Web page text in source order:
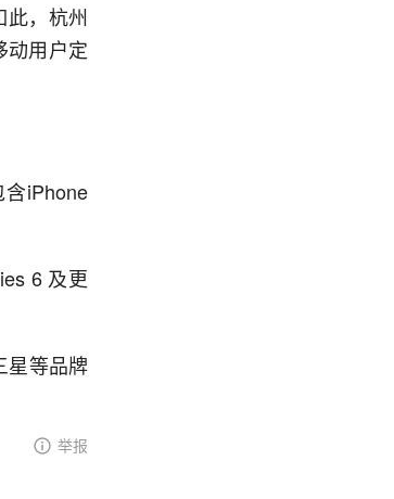
，杭州
动用户定
iPhone
6 及更
等品牌
举报